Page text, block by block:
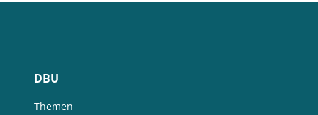
DBU
Themen